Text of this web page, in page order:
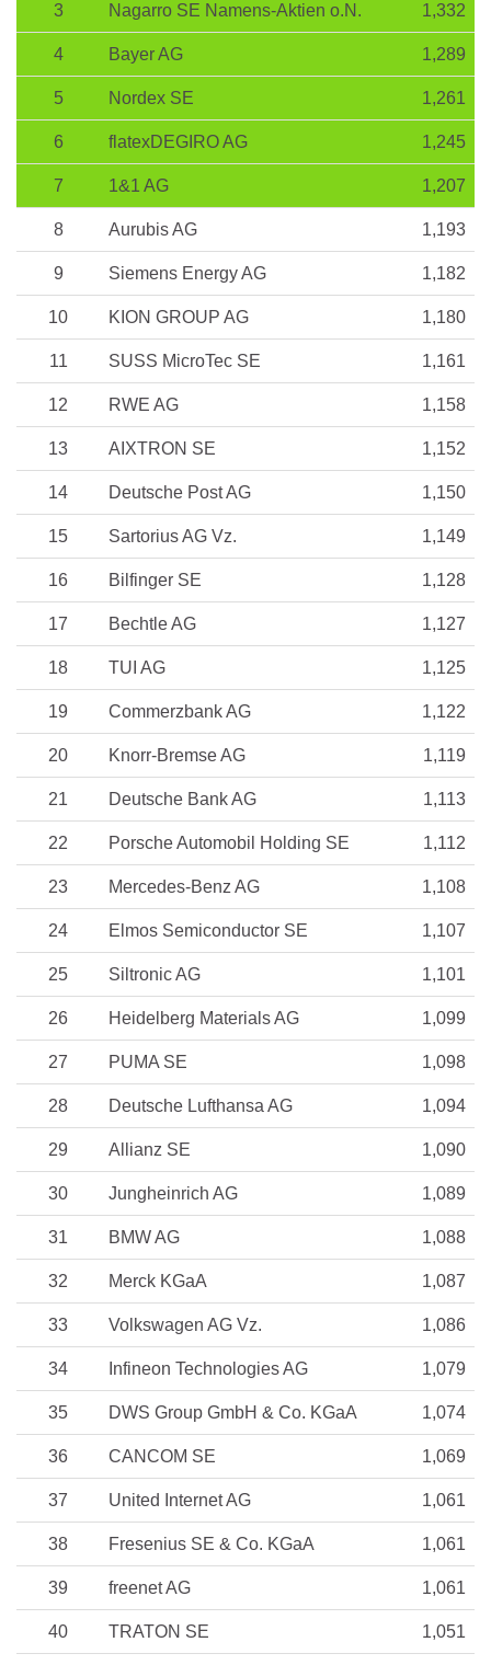
3 Nagarro SE Namens-Aktien o.N. 1,332
4 Bayer AG 1,289
5 Nordex SE 1,261
6 flatexDEGIRO AG 1,245
7 1&1 AG 1,207
8 Aurubis AG 1,193
9 Siemens Energy AG 1,182
10 KION GROUP AG 1,180
11 SUSS MicroTec SE 1,161
12 RWE AG 1,158
13 AIXTRON SE 1,152
14 Deutsche Post AG 1,150
15 Sartorius AG Vz. 1,149
16 Bilfinger SE 1,128
17 Bechtle AG 1,127
18 TUI AG 1,125
19 Commerzbank AG 1,122
20 Knorr-Bremse AG 1,119
21 Deutsche Bank AG 1,113
22 Porsche Automobil Holding SE 1,112
23 Mercedes-Benz AG 1,108
24 Elmos Semiconductor SE 1,107
25 Siltronic AG 1,101
26 Heidelberg Materials AG 1,099
27 PUMA SE 1,098
28 Deutsche Lufthansa AG 1,094
29 Allianz SE 1,090
30 Jungheinrich AG 1,089
31 BMW AG 1,088
32 Merck KGaA 1,087
33 Volkswagen AG Vz. 1,086
34 Infineon Technologies AG 1,079
35 DWS Group GmbH & Co. KGaA 1,074
36 CANCOM SE 1,069
37 United Internet AG 1,061
38 Fresenius SE & Co. KGaA 1,061
39 freenet AG 1,061
40 TRATON SE 1,051